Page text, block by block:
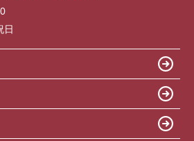
日